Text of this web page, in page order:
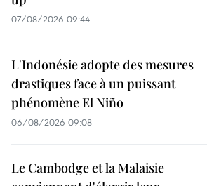
07/08/2026 09:44
L'Indonésie adopte des mesures
drastiques face à un puissant
phénomène El Niño
06/08/2026 09:08
Le Cambodge et la Malaisie